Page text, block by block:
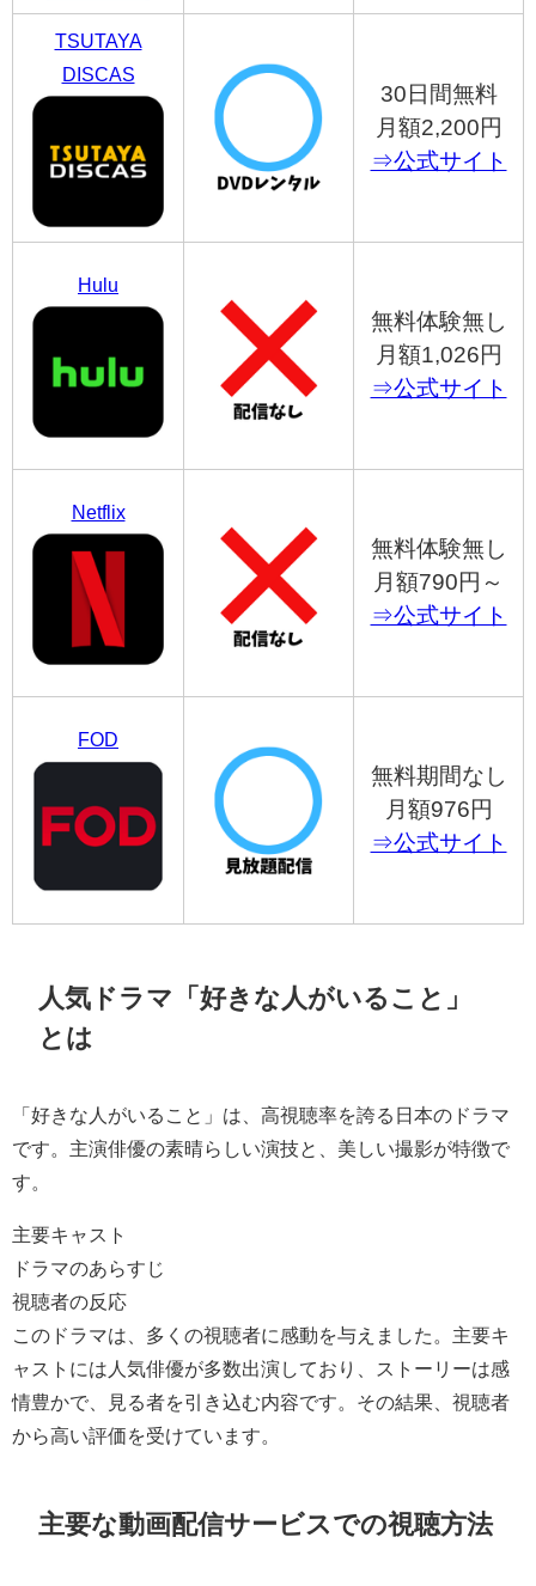
TSUTAYA
DISCAS
30日間無料
月額2,200円
⇒公式サイト
Hulu
無料体験無し
月額1,026円
⇒公式サイト
Netflix
無料体験無し
月額790円～
⇒公式サイト
FOD
無料期間なし
月額976円
⇒公式サイト
人気ドラマ「好きな人がいること」
とは
「好きな人がいること」は、高視聴率を誇る日本のドラマ
です。主演俳優の素晴らしい演技と、美しい撮影が特徴で
す。
主要キャスト
ドラマのあらすじ
視聴者の反応
このドラマは、多くの視聴者に感動を与えました。主要キ
ャストには人気俳優が多数出演しており、ストーリーは感
情豊かで、見る者を引き込む内容です。その結果、視聴者
から高い評価を受けています。
主要な動画配信サービスでの視聴方法